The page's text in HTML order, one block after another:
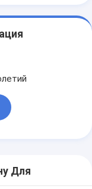
Для